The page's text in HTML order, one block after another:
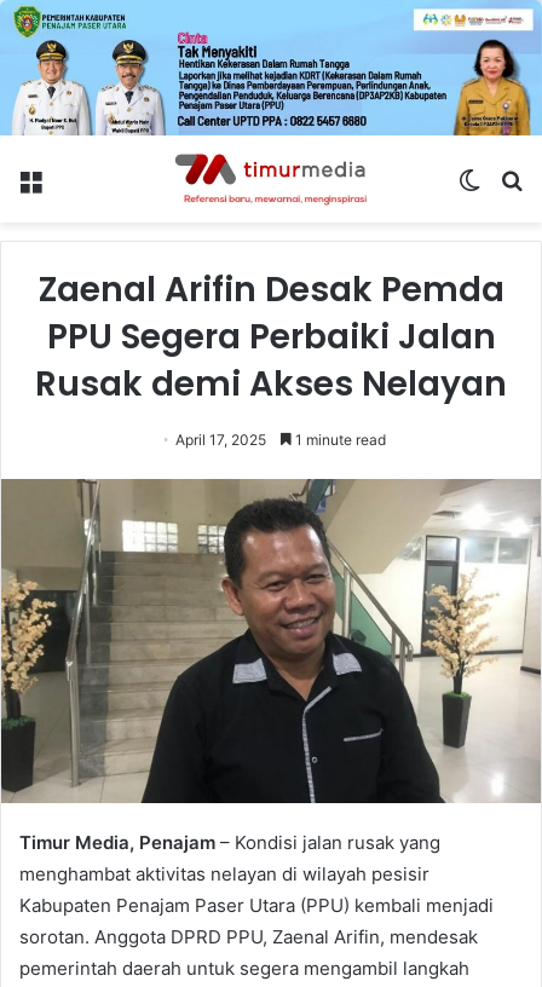
Menu
Switch
Zaenal Arifin Desak Pemda
PPU Segera Perbaiki Jalan
Rusak demi Akses Nelayan
April 17, 2025 1 minute read
Timur Media, Penajam – Kondisi jalan rusak yang
menghambat aktivitas nelayan di wilayah pesisir
Kabupaten Penajam Paser Utara (PPU) kembali menjadi
sorotan. Anggota DPRD PPU, Zaenal Arifin, mendesak
pemerintah daerah untuk segera mengambil langkah